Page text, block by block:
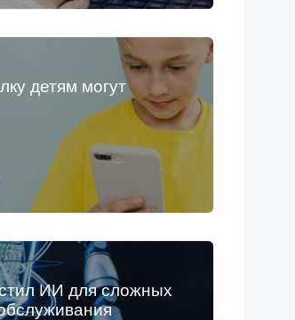
детям могут
ИИ для сложных